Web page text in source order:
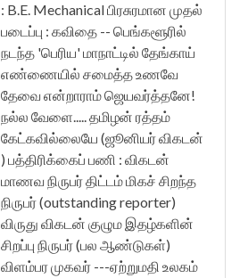
: B.E. Mechanical பிரசுரமான முதல்
படைப்பு : கவிதை -- பெங்களூரில்
நடந்த 'பெரிய' மாநாட்டில் தேங்காய்
எண்ணையில் சமைத்த உணவே
தேவை என்றாராம் ஜெயவர்த்தனே!
நல்ல வேளை..... தமிழன் ரத்தம்
கேட்கவில்லையே (ஜூனியர் விகடன்
) பத்திரிக்கைப் பணி : விகடன்
மாணவ நிருபர் திட்டம் மிகச் சிறந்த
நிருபர் (outstanding reporter)
விருது விகடன் குழும இதழ்களின்
சிறப்பு நிருபர் (பல ஆண்டுகள்)
விளம்பர முகவர் ---ஏற்றுமதி உலகம்